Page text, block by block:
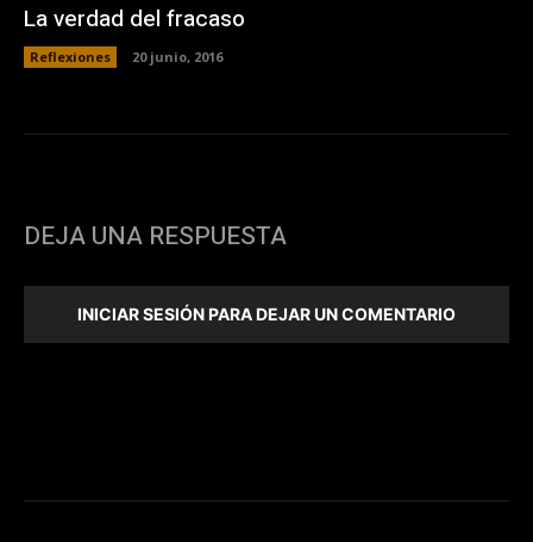
La verdad del fracaso
Reflexiones 20 junio, 2016
DEJA UNA RESPUESTA
INICIAR SESIÓN PARA DEJAR UN COMENTARIO